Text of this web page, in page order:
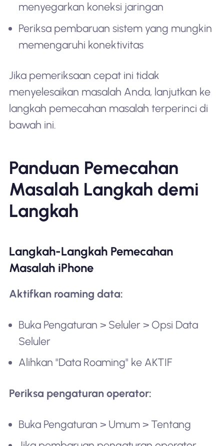
menyegarkan koneksi jaringan
Periksa pembaruan sistem yang mungkin
memengaruhi konektivitas
Jika pemeriksaan cepat ini tidak
menyelesaikan masalah Anda, lanjutkan ke
langkah pemecahan masalah terperinci di
bawah ini.
Panduan Pemecahan
Masalah Langkah demi
Langkah
Langkah-Langkah Pemecahan
Masalah iPhone
Aktifkan roaming data:
Buka Pengaturan > Seluler > Opsi Data
Seluler
Alihkan "Data Roaming" ke AKTIF
Periksa pengaturan operator:
Buka Pengaturan > Umum > Tentang